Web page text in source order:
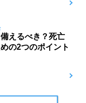
えるべき？死亡
の2つのポイント